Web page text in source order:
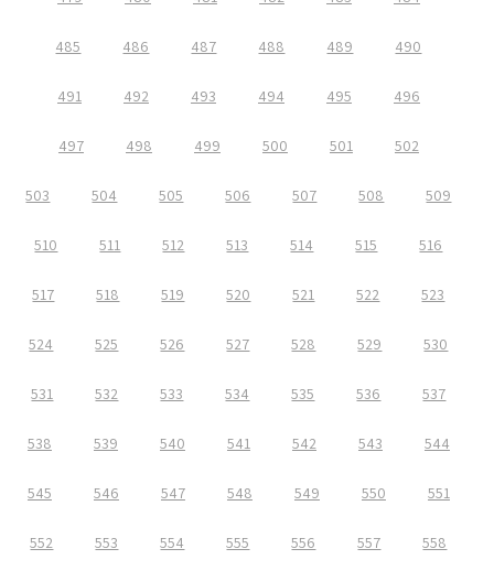
485 486 487 488 489 490
491 492 493 494 495 496
497 498 499 500 501 502
503 504 505 506 507 508 509
510 511 512 513 514 515 516
517 518 519 520 521 522 523
524 525 526 527 528 529 530
531 532 533 534 535 536 537
538 539 540 541 542 543 544
545 546 547 548 549 550 551
552 553 554 555 556 557 558